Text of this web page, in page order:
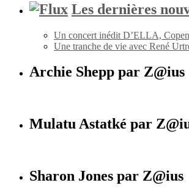
Les dernières
Un concert inédit D’ELLA,
Une tranche de vie avec René
Archie Shepp par Z@ius
Mulatu Astatké par
Sharon Jones par Z@ius